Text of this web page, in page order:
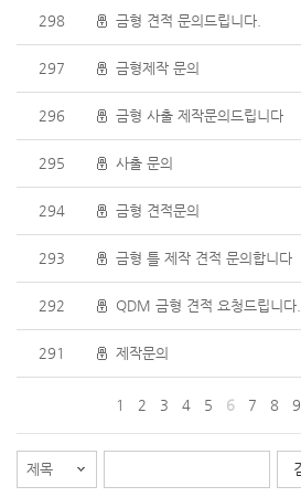
298 금형 견적 문의드립니다.
297 금형제작 문의
296 금형 사출 제작문의드립니다
295 사출 문의
294 금형 견적문의
293 금형 틀 제작 견적 문의합니다
292 QDM 금형 견적 요청드립니다.
291 제작문의
1 2 3 4 5 6 7 8 9